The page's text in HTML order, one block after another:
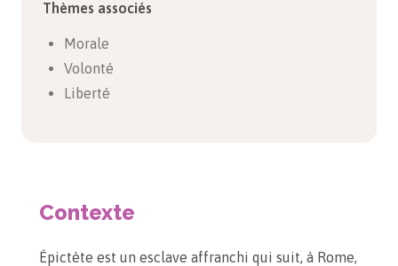
Thèmes associés
Morale
Volonté
Liberté
Contexte
Épictète est un esclave affranchi qui suit, à Rome,